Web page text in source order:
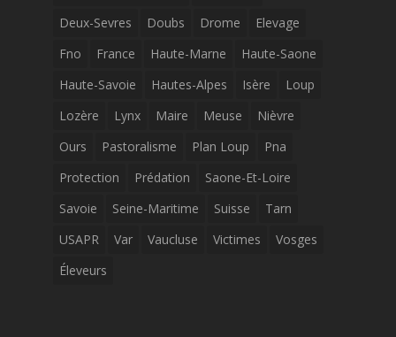
Deux-Sevres
Doubs Drome
Elevage
Fno
France Haute-Marne
Haute-Saone
Haute-Savoie
Hautes-Alpes Isère
Loup
Lozère
Lynx Maire Meuse
Nièvre
Ours
Pastoralisme Plan Loup
Pna
Protection
Prédation
Saone-Et-Loire
Savoie
Seine-Maritime Suisse
Tarn
USAPR
Var Vaucluse Victimes
Vosges
Éleveurs